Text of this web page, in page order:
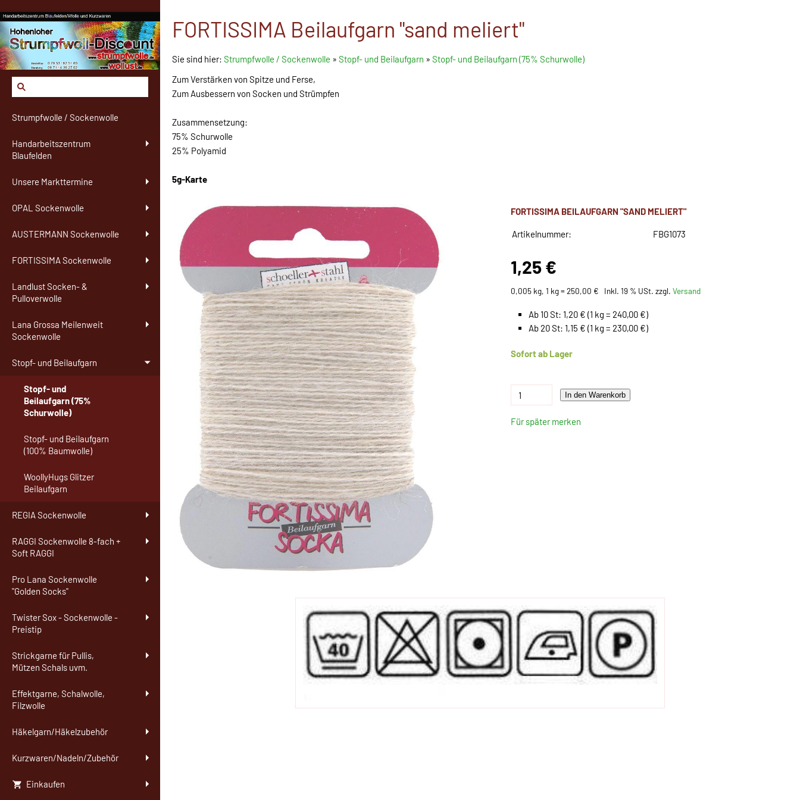
Strumpfwolle / Sockenwolle
Handarbeitszentrum
Blaufelden
Unsere Markttermine
OPAL Sockenwolle
AUSTERMANN Sockenwolle
FORTISSIMA Sockenwolle
Landlust Socken- &
Pulloverwolle
Lana Grossa Meilenweit
Sockenwolle
Stopf- und Beilaufgarn
Stopf- und
Beilaufgarn (75%
Schurwolle)
Stopf- und Beilaufgarn
(100% Baumwolle)
WoollyHugs Glitzer
Beilaufgarn
REGIA Sockenwolle
RAGGI Sockenwolle 8-fach +
Soft RAGGI
Pro Lana Sockenwolle
"Golden Socks"
Twister Sox - Sockenwolle -
Preistip
Strickgarne für Pullis,
Mützen Schals uvm.
Effektgarne, Schalwolle,
Filzwolle
Häkelgarn/Häkelzubehör
Kurzwaren/Nadeln/Zubehör
Einkaufen
FORTISSIMA Beilaufgarn "sand meliert"
Sie sind hier: Strumpfwolle / Sockenwolle » Stopf- und Beilaufgarn » Stopf- und Beilaufgarn (75% Schurwolle)
Zum Verstärken von Spitze und Ferse,
Zum Ausbessern von Socken und Strümpfen
Zusammensetzung:
75% Schurwolle
25% Polyamid
5g-Karte
FORTISSIMA BEILAUFGARN "SAND MELIERT"
Artikelnummer: FBG1073
1,25 €
0,005 kg, 1 kg = 250,00 € Inkl. 19 % USt. zzgl.Versand
Ab 10 St: 1,20 € (1 kg = 240,00 €)
Ab 20 St: 1,15 € (1 kg = 230,00 €)
Sofort ab Lager
In den Warenkorb
Für später merken